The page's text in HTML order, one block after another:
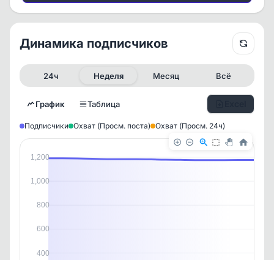
История канала
Динамика подписчиков
24ч Неделя Месяц Всё
График Таблица
Подписчики Охват (Просм. поста) Охват (Просм. 24ч)
1,200
1,000
800
600
400